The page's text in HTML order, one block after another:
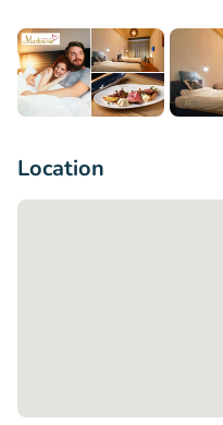
Location